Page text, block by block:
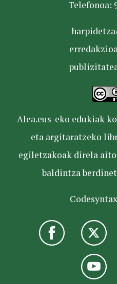
Telefonoa:
Alea.eus-eko edukiak
eta argitaratzeko
egiletzakoak direla
baldintza